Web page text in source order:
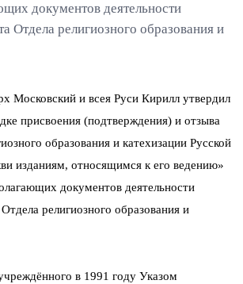
документов деятельности
Отдела религиозного образования и
Московский и всея Руси Кирилл утвердил
присвоения (подтверждения) и отзыва
образования и катехизации Русской
изданиям, относящимся к его ведению»
документов деятельности
религиозного образования и
в 1991 году Указом